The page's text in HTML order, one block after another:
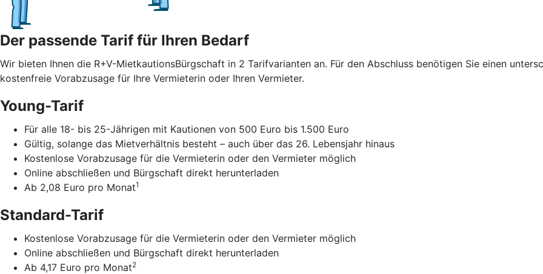
Der passende Tarif für Ihren Bedarf
Wir bieten Ihnen die R+V-MietkautionsBürgschaft in 2 Tarifvarianten an. Für den Abschluss benötigen Sie einen
kostenfreie Vorabzusage für Ihre Vermieterin oder Ihren Vermieter.
Young-Tarif
Für alle 18- bis 25-Jährigen mit Kautionen von 500 Euro bis 1.500 Euro
Gültig, solange das Mietverhältnis besteht – auch über das 26. Lebensjahr hinaus
Kostenlose Vorabzusage für die Vermieterin oder den Vermieter möglich
Online abschließen und Bürgschaft direkt herunterladen
Ab 2,08 Euro pro Monat1
Standard-Tarif
Kostenlose Vorabzusage für die Vermieterin oder den Vermieter möglich
Online abschließen und Bürgschaft direkt herunterladen
Ab 4,17 Euro pro Monat2